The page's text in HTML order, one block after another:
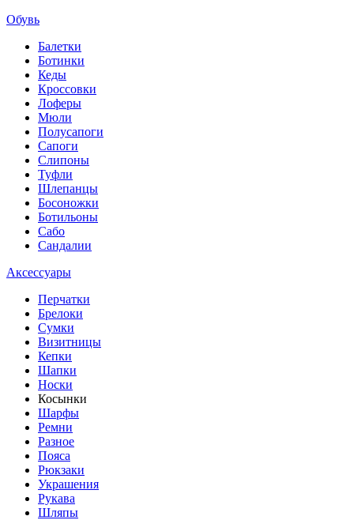
Обувь
Балетки
Ботинки
Кеды
Кроссовки
Лоферы
Мюли
Полусапоги
Сапоги
Слипоны
Туфли
Шлепанцы
Босоножки
Ботильоны
Сабо
Сандалии
Аксессуары
Перчатки
Брелоки
Сумки
Визитницы
Кепки
Шапки
Носки
Косынки
Шарфы
Ремни
Разное
Пояса
Рюкзаки
Украшения
Рукава
Шляпы